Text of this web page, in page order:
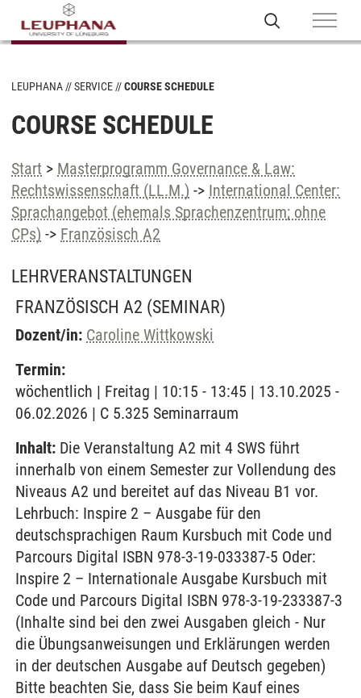
LEUPHANA SERVICE COURSE SCHEDULE
COURSE SCHEDULE
Start > Masterprogramm Governance & Law:
Rechtswissenschaft (LL.M.) -> International Center:
Sprachangebot (ehemals Sprachenzentrum; ohne
CPs) -> Französisch A2
LEHRVERANSTALTUNGEN
FRANZÖSISCH A2 (SEMINAR)
Dozent/in: Caroline Wittkowski
Termin:
wöchentlich | Freitag | 10:15 - 13:45 | 13.10.2025 -
06.02.2026 | C 5.325 Seminarraum
Inhalt: Die Veranstaltung A2 mit 4 SWS führt
innerhalb von einem Semester zur Vollendung des
Niveaus A2 und bereitet auf das Niveau B1 vor.
Lehrbuch: Inspire 2 – Ausgabe für den
deutschsprachigen Raum Kursbuch mit Code und
Parcours Digital ISBN 978-3-19-033387-5 Oder:
Inspire 2 – Internationale Ausgabe Kursbuch mit
Code und Parcours Digital ISBN 978-3-19-233387-3
(Inhalte sind bei den zwei Ausgaben gleich - Nur
die Übungsanweisungen und Erklärungen werden
in der deutschen Ausgabe auf Deutsch gegeben)
Bitte beachten Sie, dass Sie beim Kauf eines